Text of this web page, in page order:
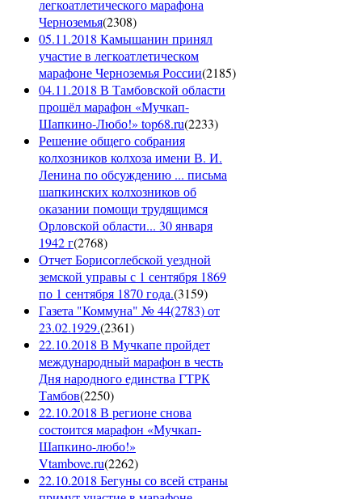
легкоатлетического марафона
Черноземья(2308)
05.11.2018 Камышанин принял
участие в легкоатлетическом
марафоне Черноземья России(2185)
04.11.2018 В Тамбовской области
прошёл марафон «Мучкап-
Шапкино-Любо!» top68.ru(2233)
Решение общего собрания
колхозников колхоза имени В. И.
Ленина по обсуждению ... письма
шапкинских колхозников об
оказании помощи трудящимся
Орловской области... 30 января
1942 г(2768)
Отчет Борисоглебской уездной
земской управы с 1 сентября 1869
по 1 сентября 1870 года.(3159)
Газета "Коммуна" № 44(2783) от
23.02.1929.(2361)
22.10.2018 В Мучкапе пройдет
международный марафон в честь
Дня народного единства ГТРК
Тамбов(2250)
22.10.2018 В регионе снова
состоится марафон «Мучкап-
Шапкино-любо!»
Vtambove.ru(2262)
22.10.2018 Бегуны со всей страны